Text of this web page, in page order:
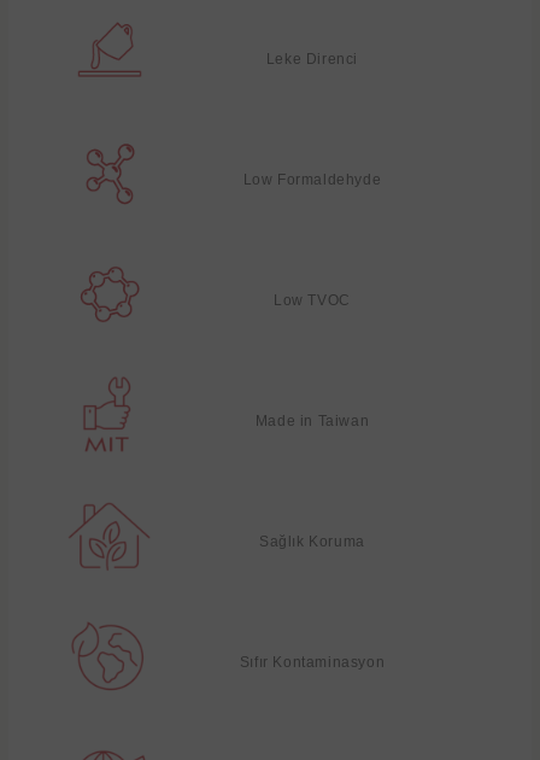
Leke Direnci
Low Formaldehyde
Low TVOC
Made in Taiwan
Sağlık Koruma
Sıfır Kontaminasyon